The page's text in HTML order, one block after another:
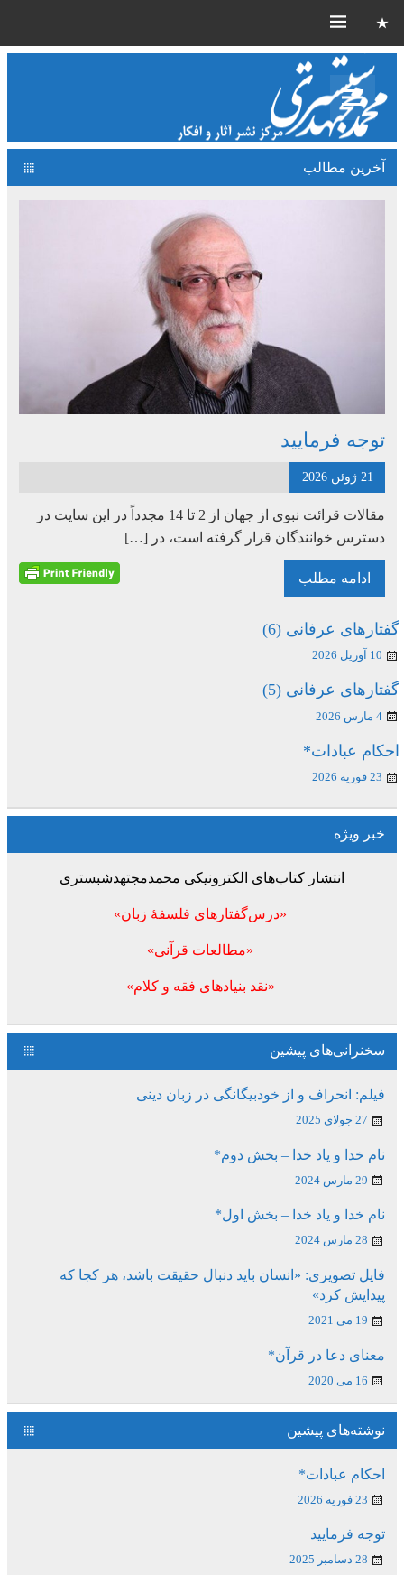
آخرین مطالب
توجه فرمایید
21 ژوئن 2026
مقالات قرائت نبوی از جهان از 2 تا 14 مجدداً در این سایت در
دسترس خوانندگان قرار گرفته است، در […]
ادامه مطلب
گفتارهای عرفانی (6)
10 آوریل 2026
گفتارهای عرفانی (5)
4 مارس 2026
احکام عبادات*
23 فوریه 2026
خبر ویژه
انتشار کتاب‌های الکترونیکی محمدمجتهدشبستری
«درس‌گفتارهای فلسفۀ زبان»
«مطالعات قرآنی»
«نقد بنیادهای فقه و کلام»
سخنرانی‌های پیشین
فیلم: انحراف و از خودبیگانگی در زبان دینی
27 جولای 2025
نام خدا و یاد خدا – بخش دوم*
29 مارس 2024
نام خدا و یاد خدا – بخش اول*
28 مارس 2024
فایل تصویری: «انسان باید دنبال حقیقت باشد، هر کجا که
پیدایش کرد»
19 می 2021
معنای دعا در قرآن*
16 می 2020
نوشته‌های پیشین
احکام عبادات*
23 فوریه 2026
توجه فرمایید
28 دسامبر 2025